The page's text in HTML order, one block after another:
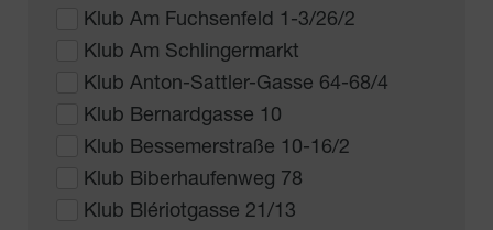
Klub Am Fuchsenfeld 1-3/26/2
Klub Am Schlingermarkt
Klub Anton-Sattler-Gasse 64-68/4
Klub Bernardgasse 10
Klub Bessemerstraße 10-16/2
Klub Biberhaufenweg 78
Klub Blériotgasse 21/13